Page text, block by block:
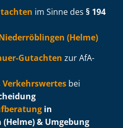
im Sinne des § 194
(Helme)
Gutachten zur AfA-
Verkehrswertes bei
in
& Umgebung